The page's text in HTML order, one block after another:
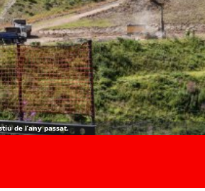
de l’any passat.